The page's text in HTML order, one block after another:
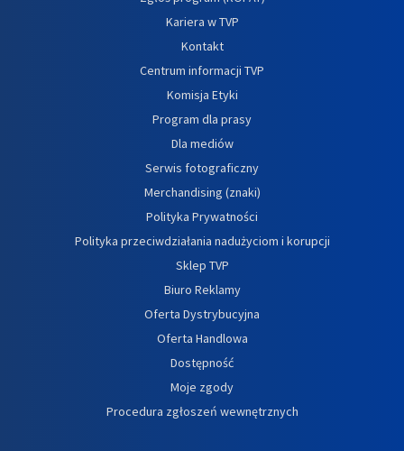
Kariera w TVP
Kontakt
Centrum informacji TVP
Komisja Etyki
Program dla prasy
Dla mediów
Serwis fotograficzny
Merchandising (znaki)
Polityka Prywatności
Polityka przeciwdziałania nadużyciom i korupcji
Sklep TVP
Biuro Reklamy
Oferta Dystrybucyjna
Oferta Handlowa
Dostępność
Moje zgody
Procedura zgłoszeń wewnętrznych